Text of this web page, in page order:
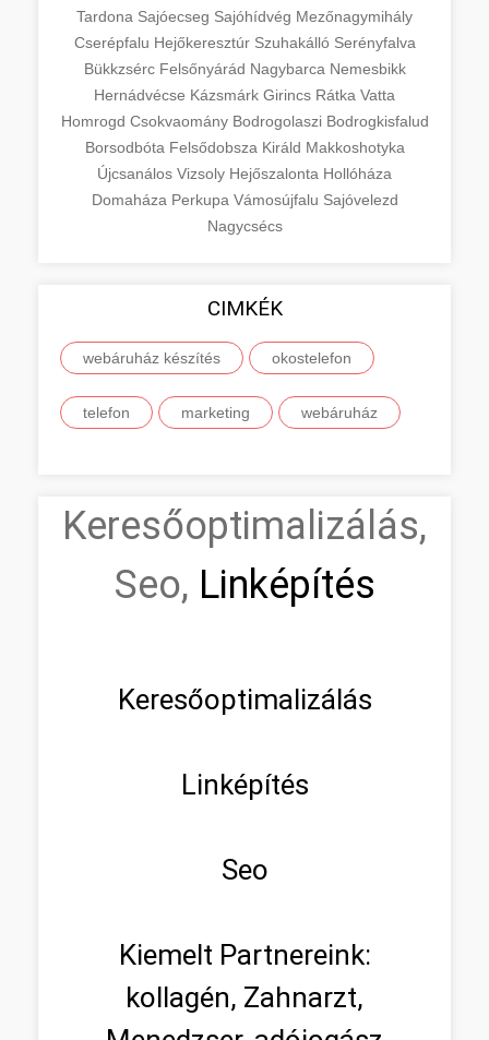
Tardona Sajóecseg Sajóhídvég Mezőnagymihály
Cserépfalu Hejőkeresztúr Szuhakálló Serényfalva
Bükkzsérc Felsőnyárád Nagybarca Nemesbikk
Hernádvécse Kázsmárk Girincs Rátka Vatta
Homrogd Csokvaomány Bodrogolaszi Bodrogkisfalud
Borsodbóta Felsődobsza Királd Makkoshotyka
Újcsanálos Vizsoly Hejőszalonta Hollóháza
Domaháza Perkupa Vámosújfalu Sajóvelezd
Nagycsécs
CIMKÉK
webáruház készítés okostelefon
telefon marketing webáruház
Keresőoptimalizálás,
Seo, Linképítés
Keresőoptimalizálás
Linképítés
Seo
Kiemelt Partnereink:
kollagén, Zahnarzt,